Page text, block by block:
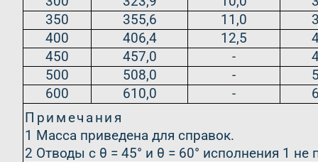
350
355,6 11,0
400
406,4 12,5
450
457,0 -
500
508,0 -
600
610,0 -
Примечания
1 Масса приведена для справок.
2 Отводы с θ = 45° и θ = 60° исполнения 1 не